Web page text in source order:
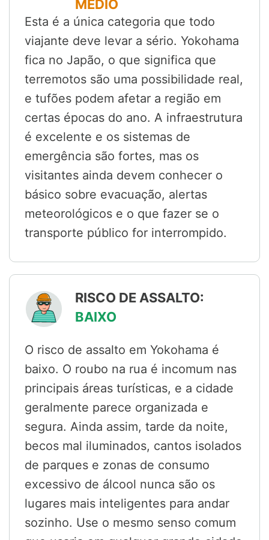
MÉDIO
Esta é a única categoria que todo
viajante deve levar a sério. Yokohama
fica no Japão, o que significa que
terremotos são uma possibilidade real,
e tufões podem afetar a região em
certas épocas do ano. A infraestrutura
é excelente e os sistemas de
emergência são fortes, mas os
visitantes ainda devem conhecer o
básico sobre evacuação, alertas
meteorológicos e o que fazer se o
transporte público for interrompido.
RISCO DE ASSALTO:
BAIXO
O risco de assalto em Yokohama é
baixo. O roubo na rua é incomum nas
principais áreas turísticas, e a cidade
geralmente parece organizada e
segura. Ainda assim, tarde da noite,
becos mal iluminados, cantos isolados
de parques e zonas de consumo
excessivo de álcool nunca são os
lugares mais inteligentes para andar
sozinho. Use o mesmo senso comum